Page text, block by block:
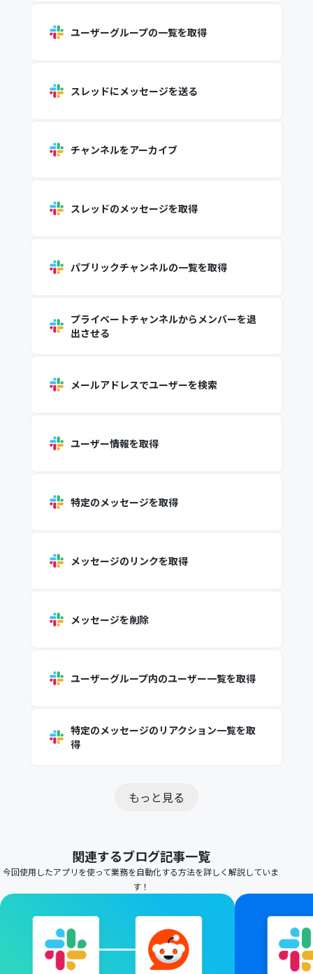
ユーザーグループの一覧を取得
スレッドにメッセージを送る
チャンネルをアーカイブ
スレッドのメッセージを取得
パブリックチャンネルの一覧を取得
プライベートチャンネルからメンバーを退
出させる
メールアドレスでユーザーを検索
ユーザー情報を取得
特定のメッセージを取得
メッセージのリンクを取得
メッセージを削除
ユーザーグループ内のユーザー一覧を取得
特定のメッセージのリアクション一覧を取
得
もっと見る
関連するブログ記事一覧
今回使用したアプリを使って業務を自動化する方法を詳しく解説していま
す！